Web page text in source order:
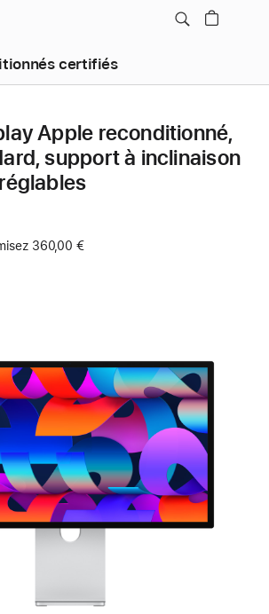
certifiés
Apple reconditionné,
support à inclinaison
360,00 €